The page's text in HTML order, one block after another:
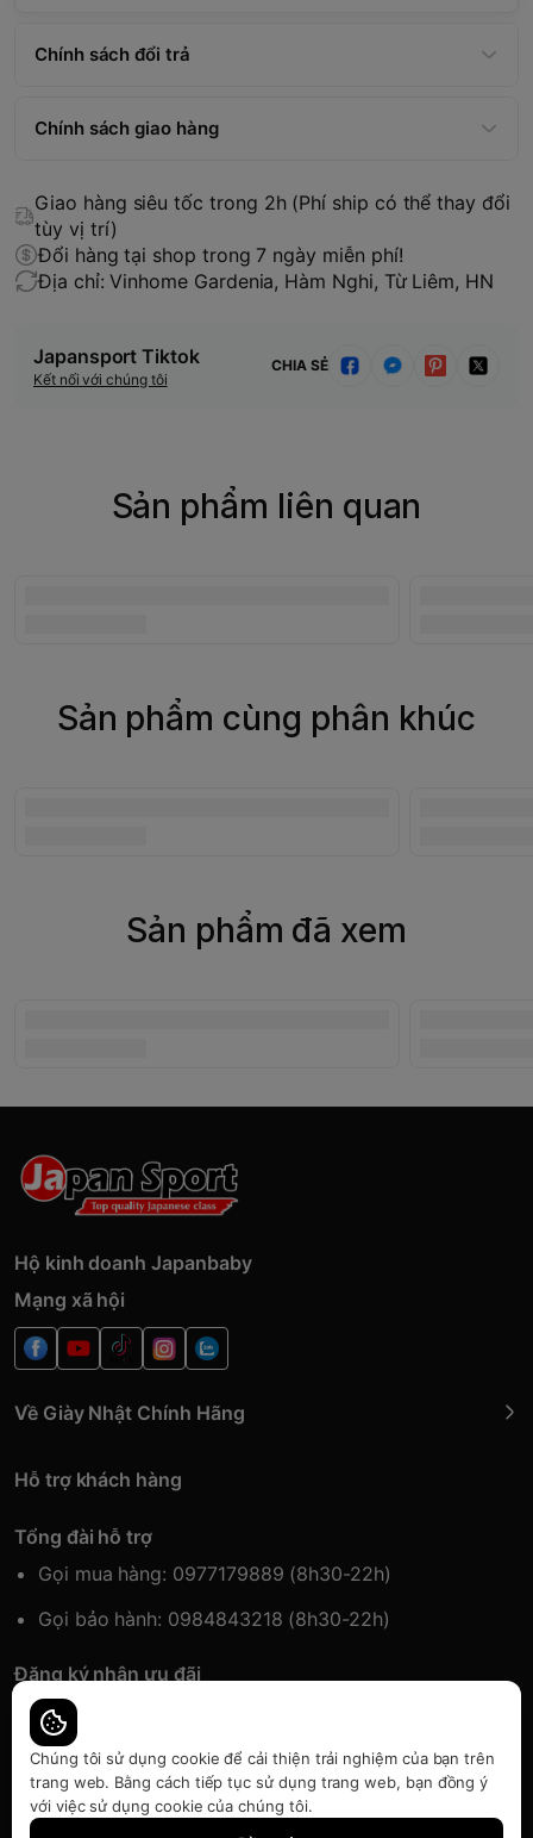
Chính sách đổi trả
Chính sách giao hàng
Giao hàng siêu tốc trong 2h (Phí ship có thể thay đổi
tùy vị trí)
Đổi hàng tại shop trong 7 ngày miễn phí!
Địa chỉ: Vinhome Gardenia, Hàm Nghi, Từ Liêm, HN
Japansport Tiktok
Kết nối với chúng tôi
CHIA SẺ
Sản phẩm liên quan
Sản phẩm cùng phân khúc
Sản phẩm đã xem
Hộ kinh doanh Japanbaby
Mạng xã hội
Về Giày Nhật Chính Hãng
Hỗ trợ khách hàng
Tổng đài hỗ trợ
Gọi mua hàng: 0977179889 (8h30-22h)
Gọi bảo hành: 0984843218 (8h30-22h)
Đăng ký nhận ưu đãi
Đăng kí để nhận thông tin ưu đãi sớm nhất.
Bàn quyền thuộc về Japansport | Cung cấp bởiSapo
Chúng tôi sử dụng cookie để cải thiện trải nghiệm của bạn trên
trang web. Bằng cách tiếp tục sử dụng trang web, bạn đồng ý
với việc sử dụng cookie của chúng tôi.